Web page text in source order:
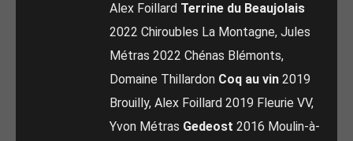
Alex Foillard Terrine du Beaujolais
2022 Chiroubles La Montagne, Jules
Métras 2022 Chénas Blémonts,
Domaine Thillardon Coq au vin 2019
Brouilly, Alex Foillard 2019 Fleurie VV,
Yvon Métras Gedeost 2016 Moulin-à-